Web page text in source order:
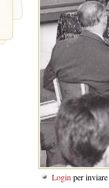
Login per